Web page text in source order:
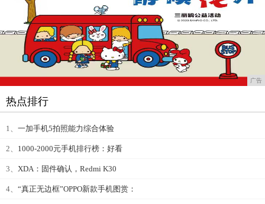
广告
热点排行
1、 一加手机5拍照能力综合体验
2、 1000-2000元手机排行榜：好看
3、 XDA：固件确认，Redmi K30
4、 “真正无边框”OPPO新款手机图赏：